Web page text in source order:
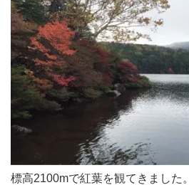
標高2100mで紅葉を観てきました。